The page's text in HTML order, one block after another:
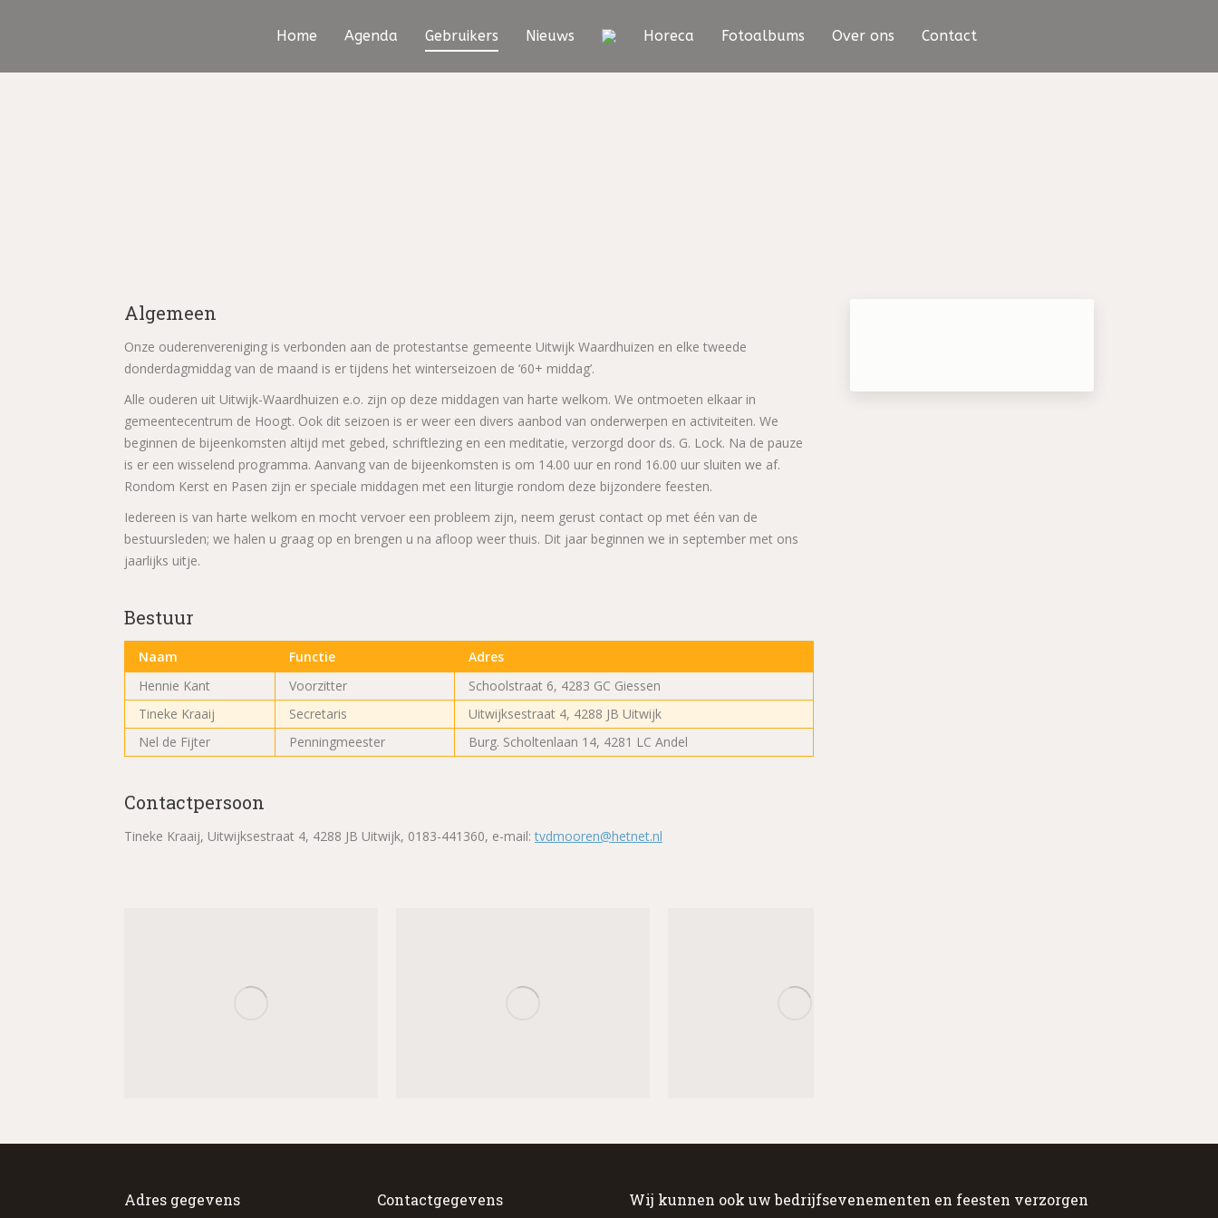
Home Agenda Gebruikers Nieuws Horeca Fotoalbums Over ons Contact
Algemeen
Onze ouderenvereniging is verbonden aan de protestantse gemeente Uitwijk Waardhuizen en elke tweede
donderdagmiddag van de maand is er tijdens het winterseizoen de ‘60+ middag’.
Alle ouderen uit Uitwijk-Waardhuizen e.o. zijn op deze middagen van harte welkom. We ontmoeten elkaar in
gemeentecentrum de Hoogt. Ook dit seizoen is er weer een divers aanbod van onderwerpen en activiteiten. We
beginnen de bijeenkomsten altijd met gebed, schriftlezing en een meditatie, verzorgd door ds. G. Lock. Na de pauze
is er een wisselend programma. Aanvang van de bijeenkomsten is om 14.00 uur en rond 16.00 uur sluiten we af.
Rondom Kerst en Pasen zijn er speciale middagen met een liturgie rondom deze bijzondere feesten.
Iedereen is van harte welkom en mocht vervoer een probleem zijn, neem gerust contact op met één van de
bestuursleden; we halen u graag op en brengen u na afloop weer thuis. Dit jaar beginnen we in september met ons
jaarlijks uitje.
Bestuur
Naam Functie
Adres
Hennie Kant
Voorzitter
Schoolstraat 6, 4283 GC Giessen
Tineke Kraaij
Secretaris
Uitwijksestraat 4, 4288 JB Uitwijk
Nel de Fijter
Penningmeester Burg. Scholtenlaan 14, 4281 LC Andel
Contactpersoon
Tineke Kraaij, Uitwijksestraat 4, 4288 JB Uitwijk, 0183-441360, e-mail:tvdmooren@hetnet.nl
Adres gegevens Contactgegevens Wij kunnen ook uw bedrijfsevenementen en feesten verzorgen